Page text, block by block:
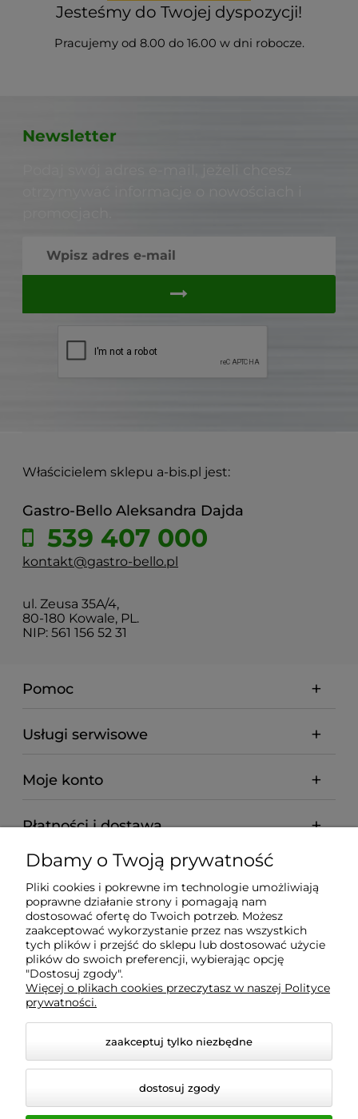
Jesteśmy do Twojej dyspozycji!
Pracujemy od 8.00 do 16.00 w dni robocze.
Newsletter
Właścicielem sklepu a-bis.pl jest:
Gastro-Bello Aleksandra Dajda
539 407 000
kontakt@gastro-bello.pl
ul. Zeusa 35A/4,
80-180 Kowale, PL.
NIP: 561 156 52 31
Pomoc
Usługi serwisowe
Moje konto
Płatności i dostawa
Informacje
O nas
Wyposażenie Gastronomii - Projekty Technologiczne -
Sklep Gastronomiczny - Serwis Sprzętu
Gastronomicznego | Gdańsk - Trójmiasto - Pomorskie
Dbamy o Twoją prywatność
Pliki cookies i pokrewne im technologie umożliwiają
poprawne działanie strony i pomagają nam
dostosować ofertę do Twoich potrzeb. Możesz
zaakceptować wykorzystanie przez nas wszystkich
tych plików i przejść do sklepu lub dostosować użycie
plików do swoich preferencji, wybierając opcję
"Dostosuj zgody".
Więcej o plikach cookies przeczytasz w naszej Polityce
prywatności.
zaakceptuj tylko niezbędne
dostosuj zgody